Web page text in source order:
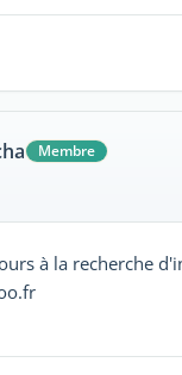
Membre
à la recherche